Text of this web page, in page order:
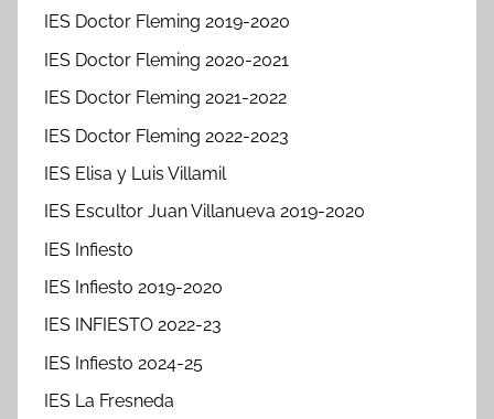
IES Doctor Fleming 2019-2020
IES Doctor Fleming 2020-2021
IES Doctor Fleming 2021-2022
IES Doctor Fleming 2022-2023
IES Elisa y Luis Villamil
IES Escultor Juan Villanueva 2019-2020
IES Infiesto
IES Infiesto 2019-2020
IES INFIESTO 2022-23
IES Infiesto 2024-25
IES La Fresneda